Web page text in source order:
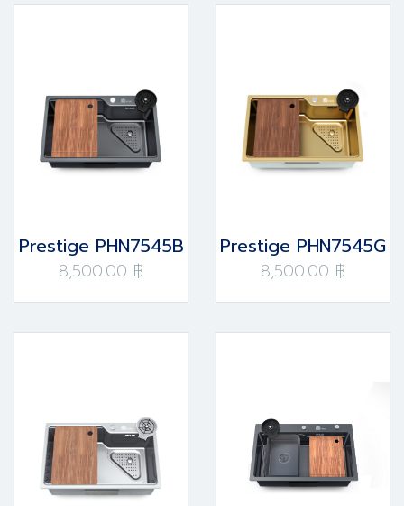
Prestige PHN7545B
8,500.00 ฿
Prestige PHN7545G
8,500.00 ฿